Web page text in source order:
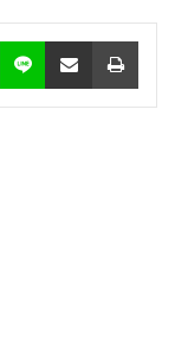
Viber Line Share via Email Print